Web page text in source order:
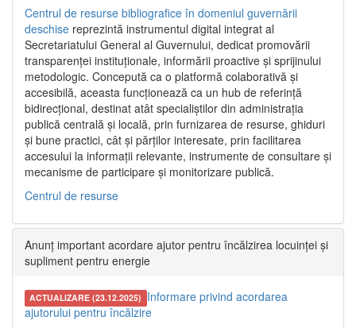
Centrul de resurse bibliografice în domeniul guvernării
deschise reprezintă instrumentul digital integrat al
Secretariatului General al Guvernului, dedicat promovării
transparenței instituționale, informării proactive și sprijinului
metodologic. Concepută ca o platformă colaborativă și
accesibilă, aceasta funcționează ca un hub de referință
bidirecțional, destinat atât specialiștilor din administrația
publică centrală și locală, prin furnizarea de resurse, ghiduri
și bune practici, cât și părților interesate, prin facilitarea
accesului la informații relevante, instrumente de consultare și
mecanisme de participare și monitorizare publică.
Centrul de resurse
Anunț important acordare ajutor pentru încălzirea locuinței și
supliment pentru energie
ACTUALIZARE (23.12.2025) Informare privind acordarea
ajutorului pentru încălzire